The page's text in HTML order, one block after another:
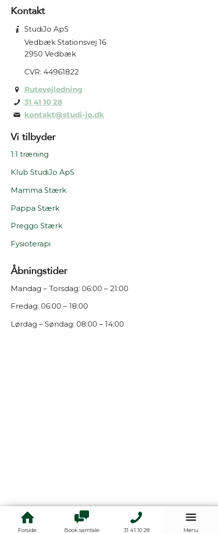
Kontakt
StudiJo ApS
Vedbæk Stationsvej 16
2950 Vedbæk
CVR: 44961822
Rutevejledning
31 41 10 28
kontakt@studi-jo.dk
Vi tilbyder
1:1 træning
Klub StudiJo ApS
Mamma Stærk
Pappa Stærk
Preggo Stærk
Fysioterapi
Åbningstider
Mandag – Torsdag: 06:00 – 21:00
Fredag: 06:00 – 18:00
Lørdag – Søndag: 08:00 – 14:00
Forside Book samtale 31 41 10 28 Menu
© Copyright - StudiJo ApS | Cookies- & Privatlivspolitik
Handelsbetingelser